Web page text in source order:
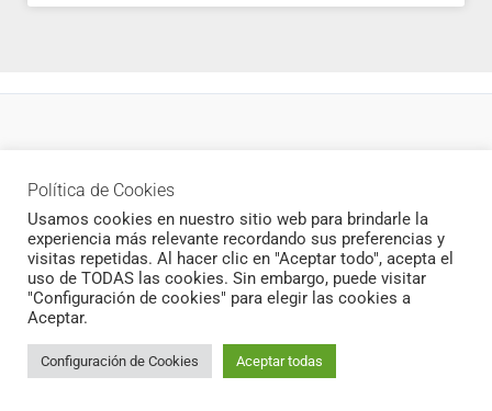
Todos los derechos © 2026 CukiCrochet | Funciona gracias a
Tema Astra para WordPress
Política de Cookies
Usamos cookies en nuestro sitio web para brindarle la
experiencia más relevante recordando sus preferencias y
visitas repetidas. Al hacer clic en "Aceptar todo", acepta el
uso de TODAS las cookies. Sin embargo, puede visitar
"Configuración de cookies" para elegir las cookies a
Aceptar.
Configuración de Cookies Aceptar todas